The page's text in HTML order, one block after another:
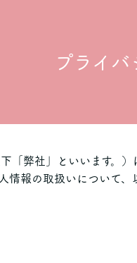
プライ
「弊社」といいます。
情報の取扱いについて